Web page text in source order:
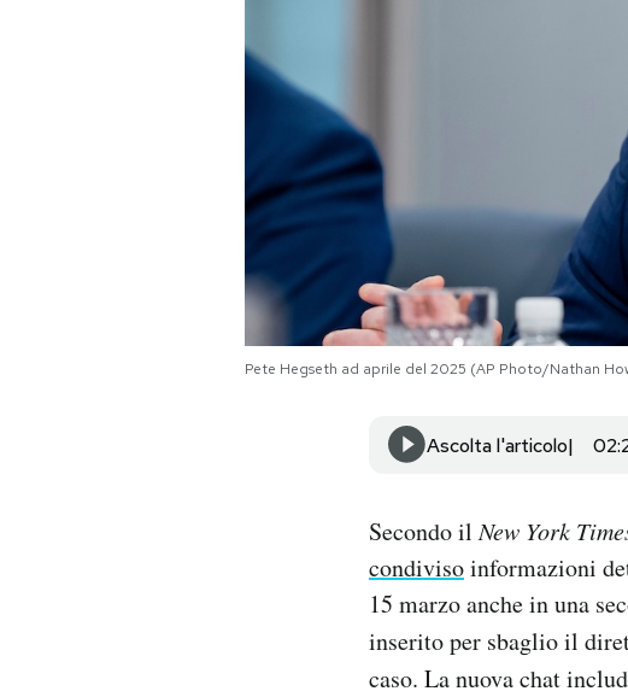
Pete Hegseth ad aprile del 2025 (AP Photo/Nathan
Ascolta l'articolo
Secondo ilNew York
condivisoinformazioni
15 marzo anche in una
inserito per sbaglio il
caso. La nuova chat